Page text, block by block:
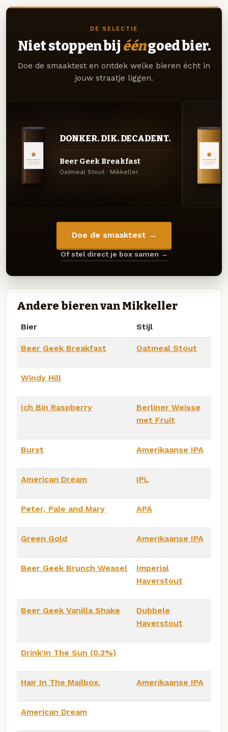
DE SELECTIE
Niet stoppen bij ééngoed bier.
Doe de smaaktest en ontdek welke bieren écht in
jouw straatje liggen.
DONKER. DIK. DECADENT.
Beer Geek Breakfast
Oatmeal Stout · Mikkeller
Doe de smaaktest →
Of stel direct je box samen →
Andere bieren van Mikkeller
Bier Stijl
Beer Geek Breakfast Oatmeal Stout
Windy Hill
Ich Bin Raspberry
Berliner Weisse
met Fruit
Burst Amerikaanse IPA
American Dream IPL
Peter, Pale and Mary APA
Green Gold Amerikaanse IPA
Beer Geek Brunch Weasel
Imperial
Haverstout
Beer Geek Vanilla Shake
Dubbele
Haverstout
Drink'in The Sun (0.3%)
Hair In The Mailbox. Amerikaanse IPA
American Dream